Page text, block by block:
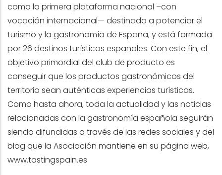
como la primera plataforma nacional –con
vocación internacional— destinada a potenciar el
turismo y la gastronomía de España, y está formada
por 26 destinos turísticos españoles. Con este fin, el
objetivo primordial del club de producto es
conseguir que los productos gastronómicos del
territorio sean auténticas experiencias turísticas.
Como hasta ahora, toda la actualidad y las noticias
relacionadas con la gastronomía española seguirán
siendo difundidas a través de las redes sociales y del
blog que la Asociación mantiene en su página web,
www.tastingspain.es